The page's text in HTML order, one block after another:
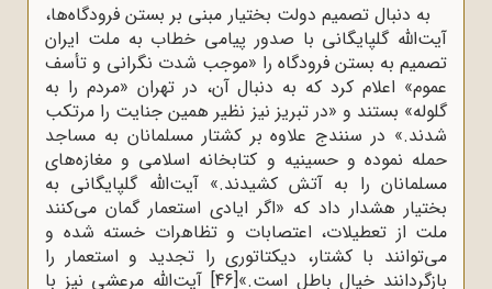
به دنبال تصمیم دولت بختیار مبنی بر بستن فرودگاه‌ها،
آیت‌الله گلپایگانی‌ با صدور پیامی‌ خطاب‌ به‌ ملت‌ ایران‌
تصمیم‌ به بستن فرودگاه را «موجب‌ شدت‌ نگرانی‌ و تأسف‌
عموم‌» اعلام‌ کرد که‌ به‌ دنبال‌ آن‌، در تهران‌ «مردم‌ را به‌
گلوله‌» بستند و «در تبریز نیز نظیر همین‌ جنایت‌ را مرتکب
‌شدند.» در سنندج‌ علاوه‌ بر کشتار مسلمانان‌ به‌ مساجد
حمله‌ نموده‌ و حسینیه‌ و کتابخانه‌‌ اسلامی‌ و مغازه‌های‌
مسلمانان‌ را به‌ آتش‌ کشیدند.» آیت‌الله گلپایگانی‌ به
‌بختیار هشدار داد که «اگر ایادی‌ استعمار گمان‌ می‌کنند
ملت‌ از تعطیلات‌، اعتصابات‌ و تظاهرات‌ خسته‌ شده‌ و
می‌توانند با کشتار، دیکتاتوری‌ را تجدید و استعمار را
بازگردانند خیال‌ باطل‌ است.‌»[46]
آیت‌الله مرعشی‌ نیز با